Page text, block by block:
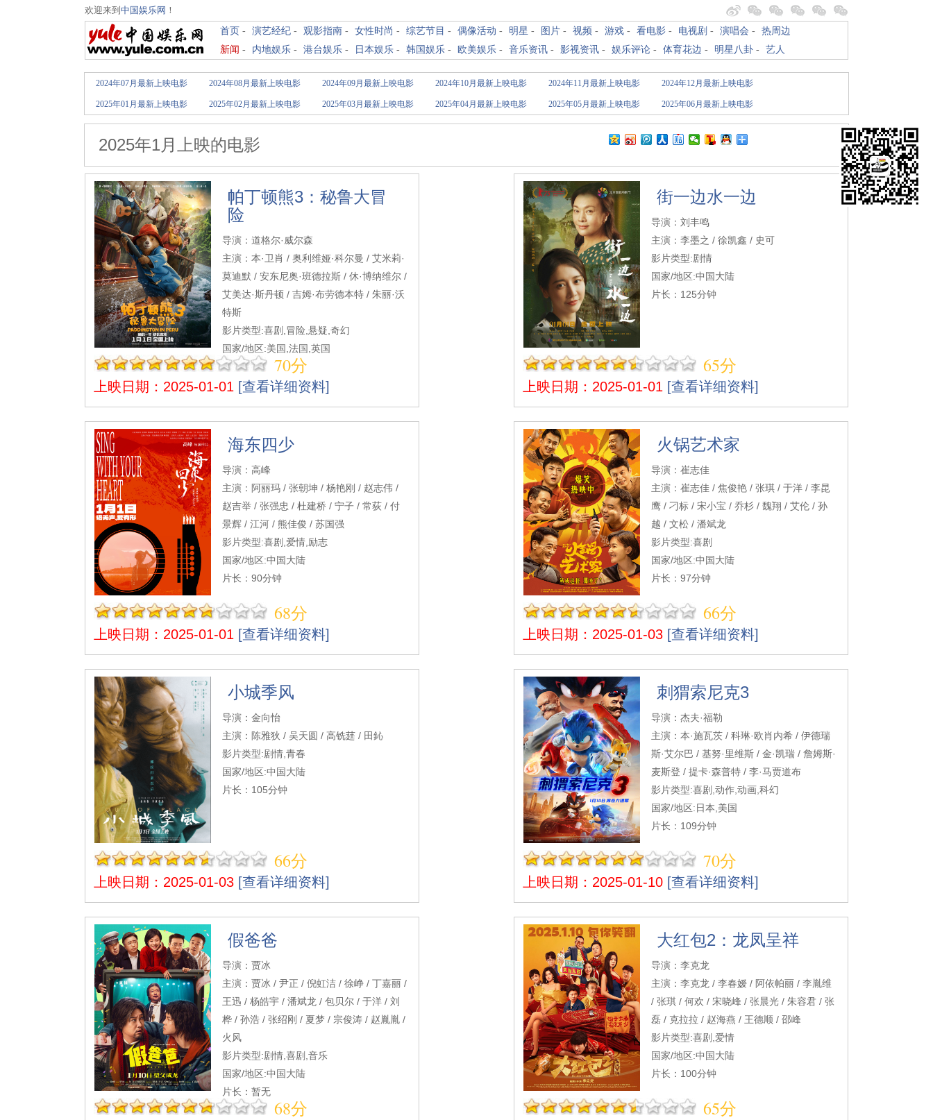
欢迎来到 中国娱乐网 ！
首页 - 演艺经纪 - 观影指南 - 女性时尚 - 综艺节目 - 偶像活动 - 明星 - 图片 - 视频 - 游戏 - 看电影 - 电视剧 - 演唱会 - 热周边
新闻 - 内地娱乐 - 港台娱乐 - 日本娱乐 - 韩国娱乐 - 欧美娱乐 - 音乐资讯 - 影视资讯 - 娱乐评论 - 体育花边 - 明星八卦 - 艺人
2024年07月最新上映电影 2024年08月最新上映电影 2024年09月最新上映电影 2024年10月最新上映电影 2024年11月最新上映电影 2024年12月最新上映电影
2025年01月最新上映电影 2025年02月最新上映电影 2025年03月最新上映电影 2025年04月最新上映电影 2025年05月最新上映电影 2025年06月最新上映电影
2025年1月上映的电影
帕丁顿熊3：秘鲁大冒
险
导演：道格尔·威尔森
主演：本·卫肖 / 奥利维娅·科尔曼 / 艾米莉·
莫迪默 / 安东尼奥·班德拉斯 / 休·博纳维尔 /
艾美达·斯丹顿 / 吉姆·布劳德本特 / 朱丽·沃
特斯
影片类型:喜剧,冒险,悬疑,奇幻
国家/地区:美国,法国,英国
片长：103分钟70分
上映日期：2025-01-01 [查看详细资料]
街一边水一边
导演：刘丰鸣
主演：李墨之 / 徐凯鑫 / 史可
影片类型:剧情
国家/地区:中国大陆
片长：125分钟
65分
上映日期：2025-01-01 [查看详细资料]
海东四少
导演：高峰
主演：阿丽玛 / 张朝坤 / 杨艳刚 / 赵志伟 /
赵吉举 / 张强忠 / 杜建桥 / 宁子 / 常荻 / 付
景辉 / 江河 / 熊佳俊 / 苏国强
影片类型:喜剧,爱情,励志
国家/地区:中国大陆
片长：90分钟
68分
上映日期：2025-01-01 [查看详细资料]
火锅艺术家
导演：崔志佳
主演：崔志佳 / 焦俊艳 / 张琪 / 于洋 / 李昆
鹰 / 刁标 / 宋小宝 / 乔杉 / 魏翔 / 艾伦 / 孙
越 / 文松 / 潘斌龙
影片类型:喜剧
国家/地区:中国大陆
片长：97分钟
66分
上映日期：2025-01-03 [查看详细资料]
小城季风
导演：金向怡
主演：陈雅狄 / 吴天圆 / 高铣莛 / 田鈊
影片类型:剧情,青春
国家/地区:中国大陆
片长：105分钟
66分
上映日期：2025-01-03 [查看详细资料]
刺猬索尼克3
导演：杰夫·福勒
主演：本·施瓦茨 / 科琳·欧肖内希 / 伊德瑞
斯·艾尔巴 / 基努·里维斯 / 金·凯瑞 / 詹姆斯·
麦斯登 / 提卡·森普特 / 李·马贾道布
影片类型:喜剧,动作,动画,科幻
国家/地区:日本,美国
片长：109分钟
70分
上映日期：2025-01-10 [查看详细资料]
假爸爸
导演：贾冰
主演：贾冰 / 尹正 / 倪虹洁 / 徐峥 / 丁嘉丽 /
王迅 / 杨皓宇 / 潘斌龙 / 包贝尔 / 于洋 / 刘
桦 / 孙浩 / 张绍刚 / 夏梦 / 宗俊涛 / 赵胤胤 /
火风
影片类型:剧情,喜剧,音乐
国家/地区:中国大陆
片长：暂无
68分
大红包2：龙凤呈祥
导演：李克龙
主演：李克龙 / 李春嫒 / 阿依帕丽 / 李胤维
/ 张琪 / 何欢 / 宋晓峰 / 张晨光 / 朱容君 / 张
磊 / 克拉拉 / 赵海燕 / 王德顺 / 邵峰
影片类型:喜剧,爱情
国家/地区:中国大陆
片长：100分钟
65分